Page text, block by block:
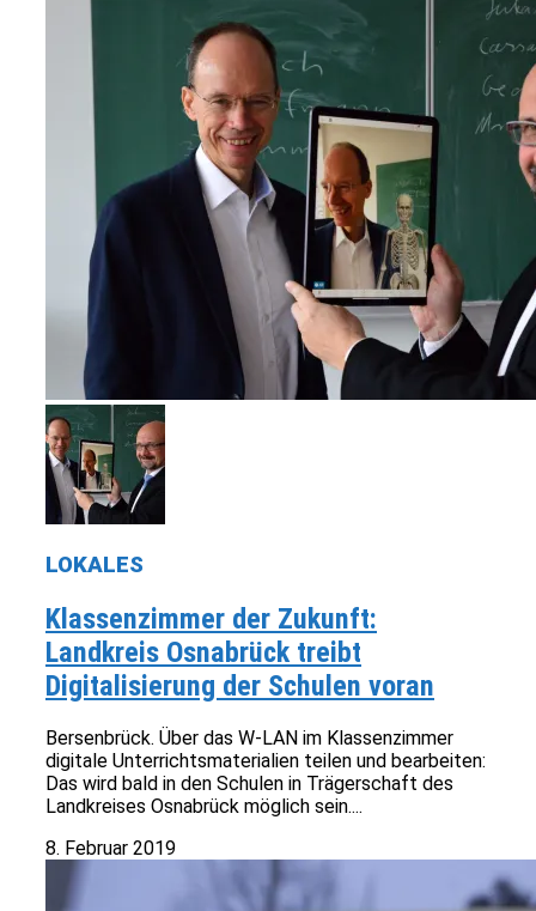
LOKALES
Klassenzimmer der Zukunft:
Landkreis Osnabrück treibt
Digitalisierung der Schulen voran
Bersenbrück. Über das W-LAN im Klassenzimmer
digitale Unterrichtsmaterialien teilen und bearbeiten:
Das wird bald in den Schulen in Trägerschaft des
Landkreises Osnabrück möglich sein....
8. Februar 2019